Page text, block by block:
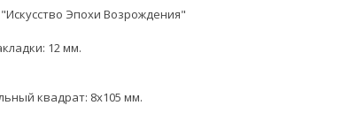
Эпохи Возрождения"
12 мм.
квадрат: 8x105 мм.